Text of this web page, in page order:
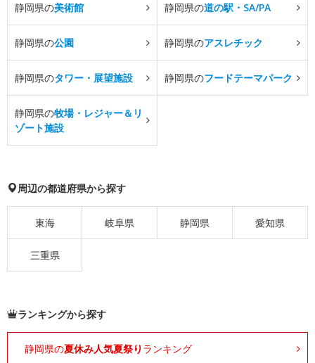
静岡県の美術館 静岡県の道の駅・SA/PA
静岡県の公園 静岡県のアスレチック
静岡県のタワー・展望施設 静岡県のフードテーマパーク
静岡県の牧場・レジャー＆リ
ゾート施設
周辺の都道府県から探す
東海 岐阜県 静岡県 愛知県
三重県
ランキングから探す
静岡県の夏休み人気夏祭り ランキング